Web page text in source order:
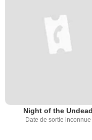
Night of the Undead
Date de sortie inconnue